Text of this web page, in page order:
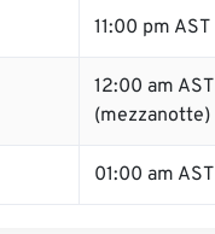
11:00 pm AST
12:00 am AST
(mezzanotte)
01:00 am AST